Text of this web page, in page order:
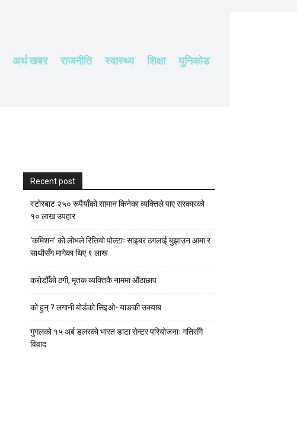
अर्थ खबर राजनीति स्वास्थ्य शिक्षा युनिकोड
Recent post
स्टाेरबाट २५० रूपैयाँको सामान किनेका व्यक्तिले पाए सरकारको
१० लाख उपहार
‘कमिशन’ को लोभले रित्तियो पोल्टाः साइबर ठगलाई बुझाउन आमा र
साथीसँग मागेका थिए ९ लाख
करोडौँको ठगी, मृतक व्यक्तिकै नाममा औंठाछाप
को हुन् ? लगानी बोर्डको सिइओ- याङकी उक्याब
गुगलको १५ अर्ब डलरको भारत डाटा सेन्टर परियोजनाः गतिसँगै
विवाद